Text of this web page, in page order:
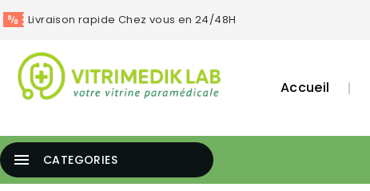
Livraison rapide Chez vous en 24/48H
Accueil
CATEGORIES
